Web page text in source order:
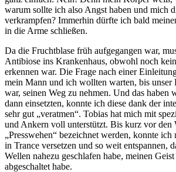
warum sollte ich also Angst haben und mich
verkrampfen? Immerhin dürfte ich bald
in die Arme schließen.
Da die Fruchtblase früh aufgegangen war,
Antibiose ins Krankenhaus, obwohl noch
erkennen war. Die Frage nach einer
mein Mann und ich wollten warten, bis unser
war, seinen Weg zu nehmen. Und das haben
dann einsetzten, konnte ich diese dank der
sehr gut „veratmen“. Tobias hat mich mit
und Ankern voll unterstützt. Bis kurz vor den
„Presswehen“ bezeichnet werden, konnte
in Trance versetzen und so weit entspannen,
Wellen nahezu geschlafen habe, meinen
abgeschaltet habe.